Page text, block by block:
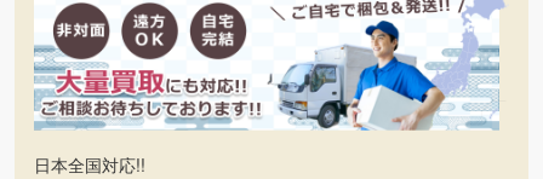
日本全国対応!!